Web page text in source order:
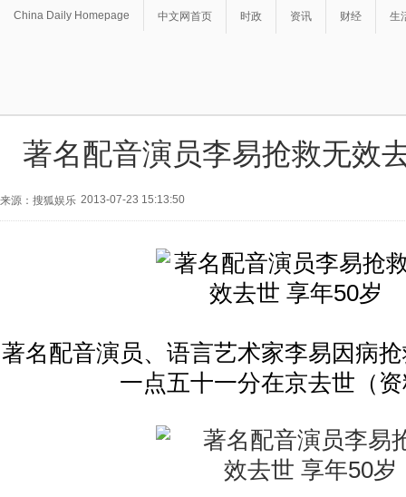
China Daily Homepage 中文网首页 时政 资讯 财经 生
著名配音演员李易抢救无效
来源：搜狐娱乐 2013-07-23 15:13:50
著名配音演员、语言艺术家李易因病
一点五十一分在京去世（